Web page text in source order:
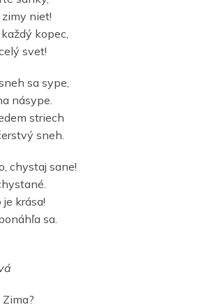
zimy niet!
kopec,
svet!
sa sype,
násype.
striech
sneh.
chystaj sane!
krása!
sa.